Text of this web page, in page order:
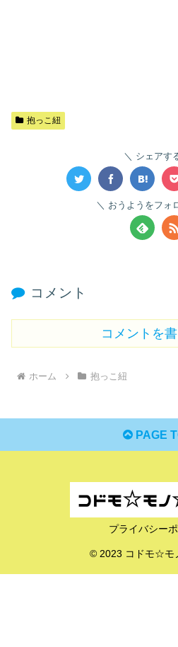
抱っこ紐
シェアす
おうようをフォ
コメント
コメントを
ホーム 抱っこ紐
PAGE
プライバシー
© 2023 コドモ☆モ